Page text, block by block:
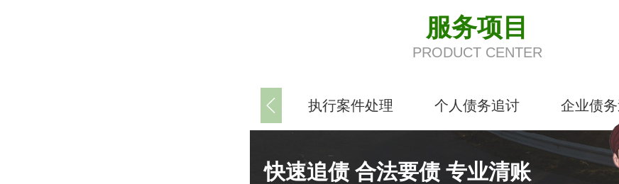
服务项目
PRODUCT CENTER
执行案件处理 个人债务追讨 企业债
快速追债 合法要债 专业清账